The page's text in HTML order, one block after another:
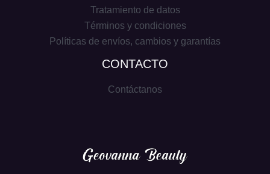
Tratamiento de datos
Términos y condiciones
Políticas de envíos, cambios y garantías
CONTACTO
Contáctanos